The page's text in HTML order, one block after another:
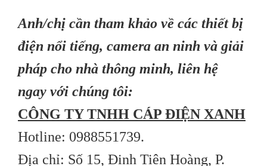
minh. Hiện nay, có rất nhiều loại đèn thông minh
khác nhau trên thị trường và người dùng có thể dễ
sở thích của mình. Tuy nhiên, người dùng cũng
nên lưu ý đến giá cả và tính năng của sản phẩm để
có thể chọn được sản phẩm đèn thông minh phù
hợp nhất.